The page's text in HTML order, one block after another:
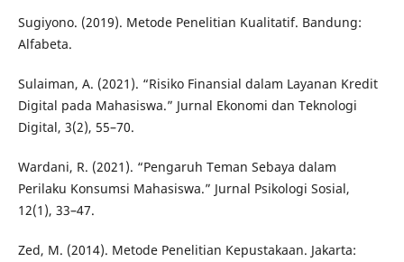
Sugiyono. (2019). Metode Penelitian Kualitatif. Bandung:
Alfabeta.
Sulaiman, A. (2021). “Risiko Finansial dalam Layanan Kredit
Digital pada Mahasiswa.” Jurnal Ekonomi dan Teknologi
Digital, 3(2), 55–70.
Wardani, R. (2021). “Pengaruh Teman Sebaya dalam
Perilaku Konsumsi Mahasiswa.” Jurnal Psikologi Sosial,
12(1), 33–47.
Zed, M. (2014). Metode Penelitian Kepustakaan. Jakarta: